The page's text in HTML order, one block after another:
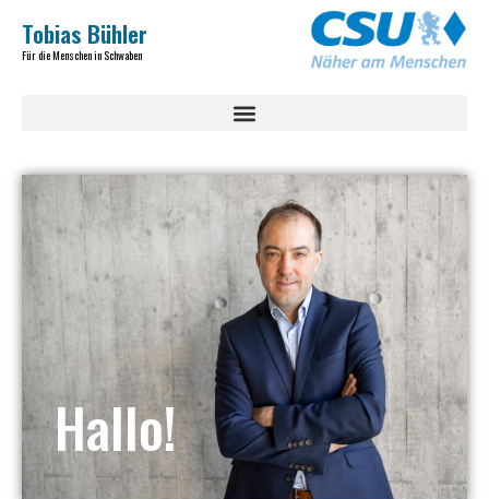
Tobias Bühler
Für die Menschen in Schwaben
Hallo!